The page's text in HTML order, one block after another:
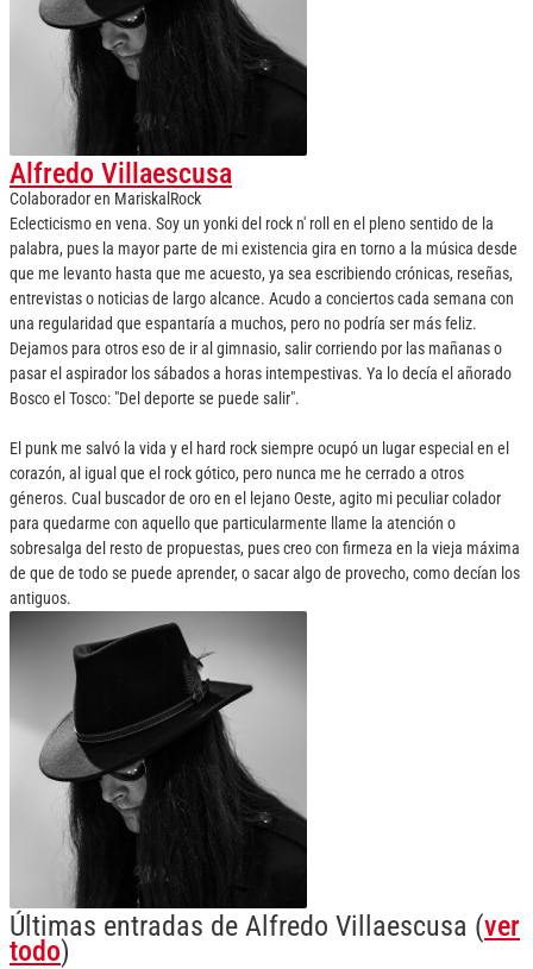
Alfredo Villaescusa
Colaboradoren MariskalRock
Eclecticismo en vena. Soy un yonki del rock n' roll en el pleno sentido de la
palabra, pues la mayor parte de mi existencia gira en torno a la música desde
que me levanto hasta que me acuesto, ya sea escribiendo crónicas, reseñas,
entrevistas o noticias de largo alcance. Acudo a conciertos cada semana con
una regularidad que espantaría a muchos, pero no podría ser más feliz.
Dejamos para otros eso de ir al gimnasio, salir corriendo por las mañanas o
pasar el aspirador los sábados a horas intempestivas. Ya lo decía el añorado
Bosco el Tosco: "Del deporte se puede salir".
El punk me salvó la vida y el hard rock siempre ocupó un lugar especial en el
corazón, al igual que el rock gótico, pero nunca me he cerrado a otros
géneros. Cual buscador de oro en el lejano Oeste, agito mi peculiar colador
para quedarme con aquello que particularmente llame la atención o
sobresalga del resto de propuestas, pues creo con firmeza en la vieja máxima
de que de todo se puede aprender, o sacar algo de provecho, como decían los
antiguos.
Últimas entradas de Alfredo Villaescusa (ver
todo)